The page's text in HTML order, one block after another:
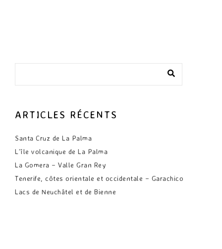
ARTICLES RÉCENTS
Santa Cruz de La Palma
L’île volcanique de La Palma
La Gomera – Valle Gran Rey
Tenerife, côtes orientale et occidentale – Garachico
Lacs de Neuchâtel et de Bienne